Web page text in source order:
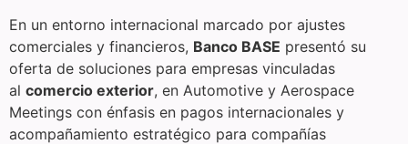
En un entorno internacional marcado por ajustes
comerciales y financieros, Banco BASE presentó su
oferta de soluciones para empresas vinculadas
al comercio exterior, en Automotive y Aerospace
Meetings con énfasis en pagos internacionales y
acompañamiento estratégico para compañías